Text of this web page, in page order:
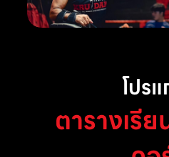
โปร
ตารางเรี